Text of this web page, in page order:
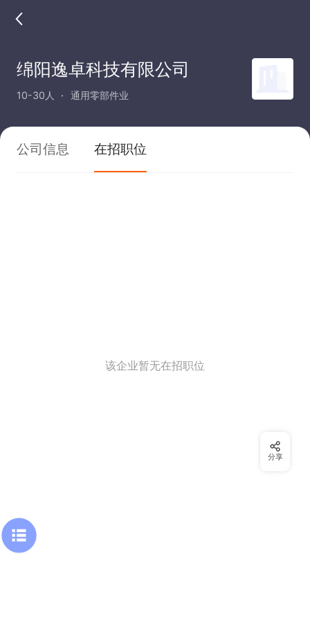
绵阳逸卓科技有限公司
10-30人 通用零部件业
公司信息 在招职位
该企业暂无在招职位
分享